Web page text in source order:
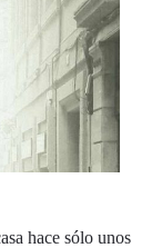
hace sólo unos